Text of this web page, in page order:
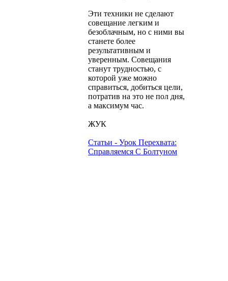
Эти техники не сделают
совещание легким и
безоблачным, но с ними вы
станете более
результативным и
уверенным. Совещания
станут трудностью, с
которой уже можно
справиться, добиться цели,
потратив на это не пол дня,
а максимум час.
ЖУК
Статьи - Урок Перехвата:
Справляемся С Болтуном